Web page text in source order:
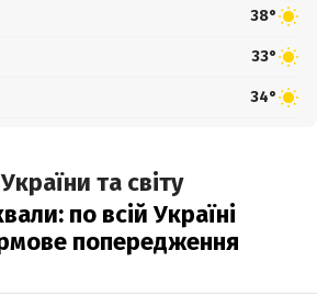
38°
33°
34°
та світу
по всій Україні
попередження